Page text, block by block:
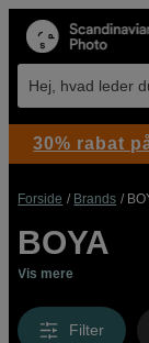
Hej, hvad leder
Forside Brands
BOYA
Vis mere
Filter
30% rabat